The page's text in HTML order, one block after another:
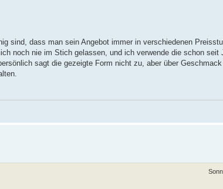
sind, dass man sein Angebot immer in verschiedenen
noch nie im Stich gelassen, und ich verwende die schon seit
sagt die gezeigte Form nicht zu, aber über